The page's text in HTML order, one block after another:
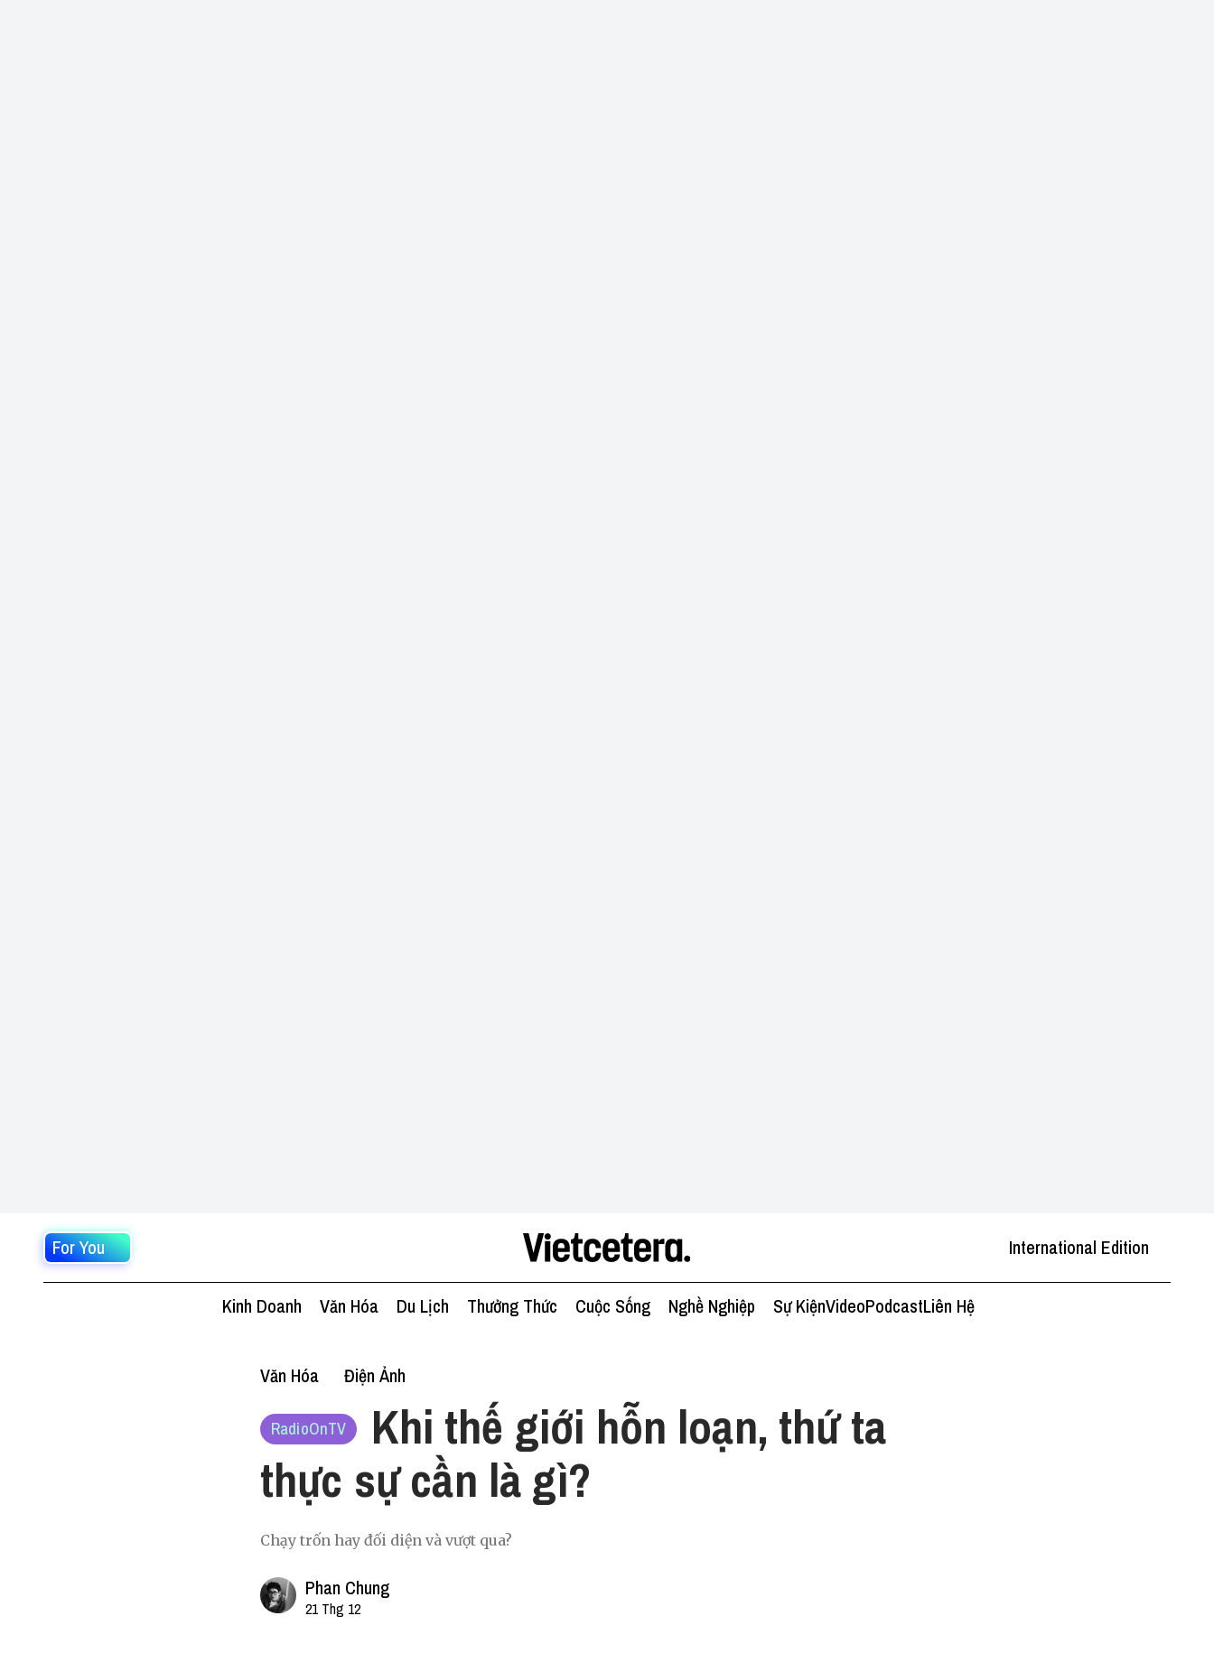
For You International Edition
Kinh Doanh Văn Hóa Du Lịch Thưởng Thức Cuộc Sống Nghề Nghiệp Sự KiệnVideoPodcastLiên Hệ
Văn Hóa Điện Ảnh
RadioOnTV
Khi thế giới hỗn loạn, thứ ta
thực sự cần là gì?
Chạy trốn hay đối diện và vượt qua?
Phan Chung
21 Thg 12